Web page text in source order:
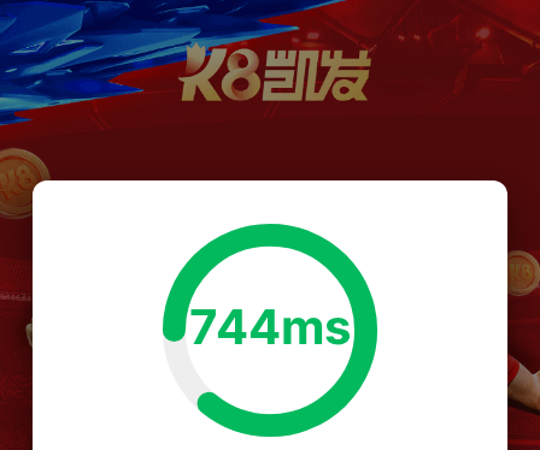
744ms